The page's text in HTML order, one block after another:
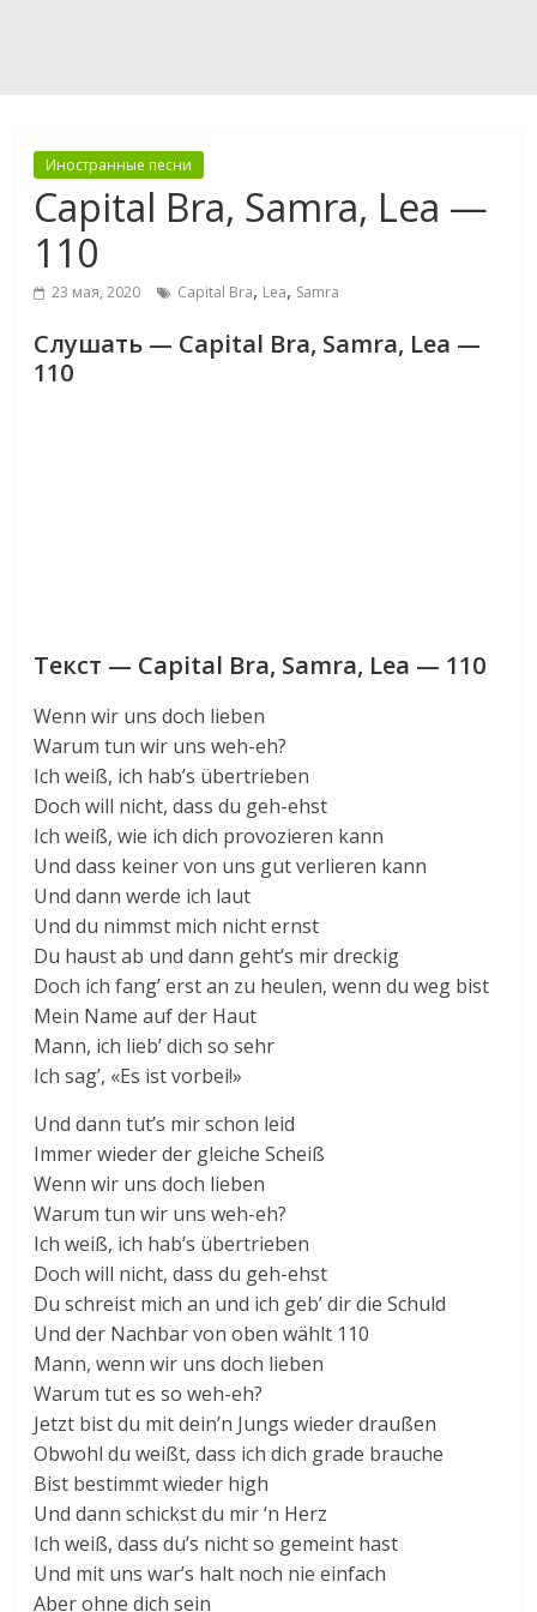
Иностранные песни
Capital Bra, Samra, Lea —
110
23 мая, 2020 Capital Bra, Lea, Samra
Слушать — Capital Bra, Samra, Lea —
110
Текст — Capital Bra, Samra, Lea — 110
Wenn wir uns doch lieben
Warum tun wir uns weh-eh?
Ich weiß, ich hab’s übertrieben
Doch will nicht, dass du geh-ehst
Ich weiß, wie ich dich provozieren kann
Und dass keiner von uns gut verlieren kann
Und dann werde ich laut
Und du nimmst mich nicht ernst
Du haust ab und dann geht’s mir dreckig
Doch ich fang’ erst an zu heulen, wenn du weg bist
Mein Name auf der Haut
Mann, ich lieb’ dich so sehr
Ich sag’, «Es ist vorbei!»
Und dann tut’s mir schon leid
Immer wieder der gleiche Scheiß
Wenn wir uns doch lieben
Warum tun wir uns weh-eh?
Ich weiß, ich hab’s übertrieben
Doch will nicht, dass du geh-ehst
Du schreist mich an und ich geb’ dir die Schuld
Und der Nachbar von oben wählt 110
Mann, wenn wir uns doch lieben
Warum tut es so weh-eh?
Jetzt bist du mit dein’n Jungs wieder draußen
Obwohl du weißt, dass ich dich grade brauche
Bist bestimmt wieder high
Und dann schickst du mir ‘n Herz
Ich weiß, dass du’s nicht so gemeint hast
Und mit uns war’s halt noch nie einfach
Aber ohne dich sein